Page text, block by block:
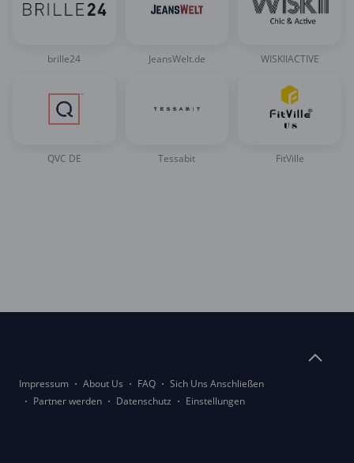
brille24 JeansWelt.de WISKIIACTIVE
QVC DE Tessabit FitVille
Impressum About Us FAQ
Sich Uns Anschließen
Partner werden
Datenschutz Einstellungen